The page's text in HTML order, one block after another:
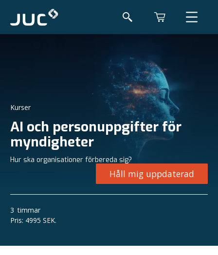
Kurser
AI och personuppgifter för
myndigheter
Hur ska organisationer förbereda sig?
Håll mig uppdaterad
3 timmar
Pris: 4995 SEK.